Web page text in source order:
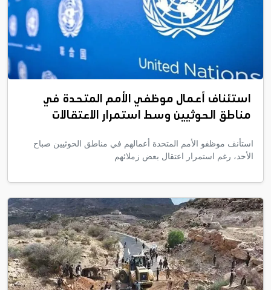
استئناف أعمال موظفي الأمم المتحدة في
مناطق الحوثيين وسط استمرار الاعتقالات
استأنف موظفو الأمم المتحدة أعمالهم في مناطق الحوثيين صباح
الأحد، رغم استمرار اعتقال بعض زملائهم